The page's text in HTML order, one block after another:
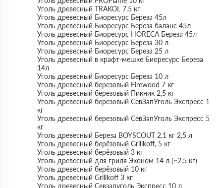
Уголь древесный TRAKOL 7.5 кг
Уголь древесный Биоресурс Береза 45л
Уголь древесный Биоресурс Береза баланс 45л
Уголь древесный Биоресурс HORECA Береза 45л
Уголь древесный Биоресурс Береза 30 л
Уголь древесный Биоресурс Береза 25 л
Уголь древесный в крафт-мешке Биоресурс Береза
14л
Уголь древесный Биоресурс Береза 10 л
Уголь древесный березовый Firewood 7 кг
Уголь древесный березовый Пикник 2,5 кг
Уголь древесный березовый СевЗапУголь Экспресс 1
кг
Уголь древесный березовый СевЗапУголь Экспресс 5
кг
Уголь древесный Береза BOYSCOUT 2,1 кг 2,5 л
Уголь древесный берёзовый Grillkoff, 5 кг
Уголь древесный берёзовый 3 кг
Уголь древесный для гриля Эконом 14 л (~2,5 кг)
Уголь древесный берёзовый 10 кг
Уголь древесный Grillkoff 3 кг
Уголь древесный Севзапуголь Экспресс 10 л